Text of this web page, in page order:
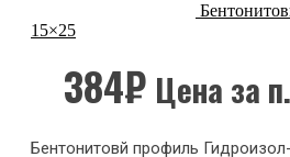
15×25
384₽ Цена за
Бентонитовй профиль